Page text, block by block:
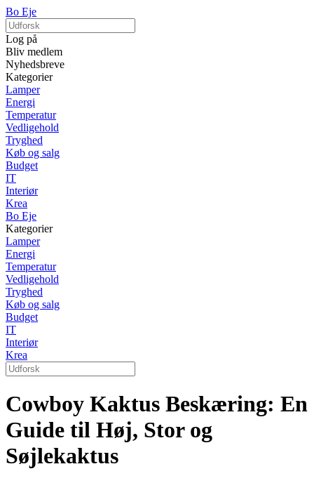
Bo Eje
Log på
Bliv medlem
Nyhedsbreve
Kategorier
Lamper
Energi
Temperatur
Vedligehold
Tryghed
Køb og salg
Budget
IT
Interiør
Krea
Bo Eje
Kategorier
Lamper
Energi
Temperatur
Vedligehold
Tryghed
Køb og salg
Budget
IT
Interiør
Krea
Cowboy Kaktus Beskæring: En
Guide til Høj, Stor og
Søjlekaktus